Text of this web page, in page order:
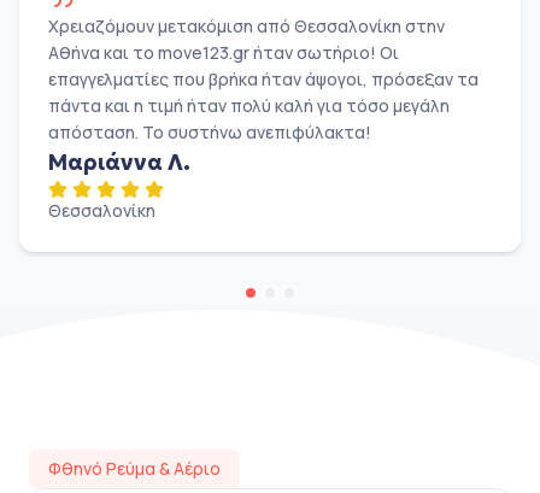
Χρειαζόμουν μετακόμιση από Θεσσαλονίκη στην
Αθήνα και το move123.gr ήταν σωτήριο! Οι
επαγγελματίες που βρήκα ήταν άψογοι, πρόσεξαν τα
πάντα και η τιμή ήταν πολύ καλή για τόσο μεγάλη
απόσταση. Το συστήνω ανεπιφύλακτα!
Μαριάννα Λ.
Θεσσαλονίκη
Φθηνό Ρεύμα & Αέριο